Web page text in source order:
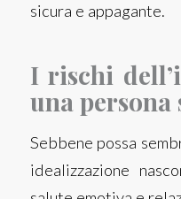
sicura e appagante.
I rischi
una persona
Sebbene possa
idealizzazione